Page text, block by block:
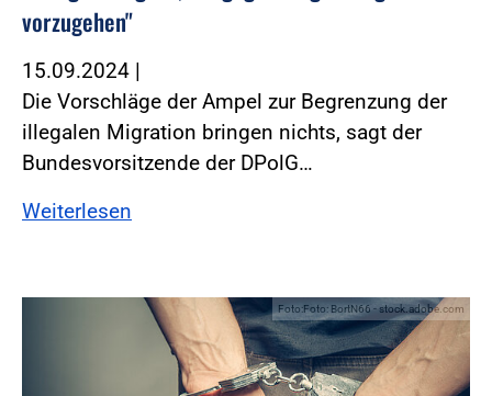
vorzugehen"
15.09.2024 |
Die Vorschläge der Ampel zur Begrenzung der
illegalen Migration bringen nichts, sagt der
Bundesvorsitzende der DPolG…
Weiterlesen
Foto:Foto: BortN66 - stock.adobe.com